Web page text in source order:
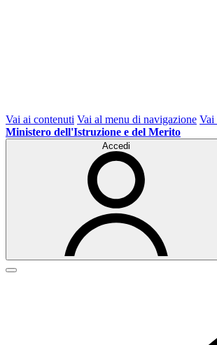
Vai ai contenuti Vai al menu di navigazione Vai
Ministero dell'Istruzione e del Merito
Accedi